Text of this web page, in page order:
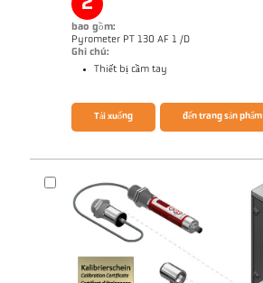
2
bao gồm:
Pyrometer PT 130 AF 1 /D
Ghi chú:
Thiết bị cầm tay
Brochure CellaPort PT
Tải xuống đến trang sản phẩm